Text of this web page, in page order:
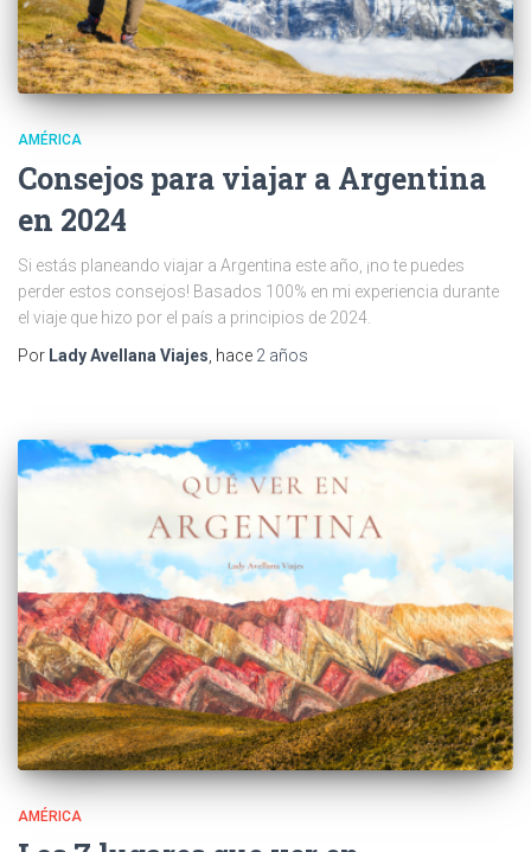
AMÉRICA
Consejos para viajar a Argentina
en 2024
Si estás planeando viajar a Argentina este año, ¡no te puedes
perder estos consejos! Basados 100% en mi experiencia durante
el viaje que hizo por el país a principios de 2024.
Por Lady Avellana Viajes, hace 2 años
AMÉRICA